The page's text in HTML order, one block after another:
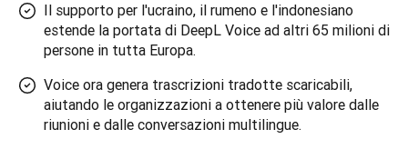
Il supporto per l'ucraino, il rumeno e l'indonesiano
estende la portata di DeepL Voice ad altri 65 milioni di
persone in tutta Europa.
Voice ora genera trascrizioni tradotte scaricabili,
aiutando le organizzazioni a ottenere più valore dalle
riunioni e dalle conversazioni multilingue.